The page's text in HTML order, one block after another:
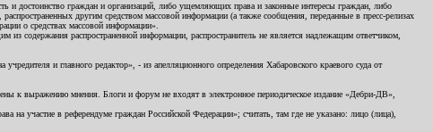
и достоинство граждан и организаций, либо ущемляющих права и законные интересы граждан, либо
другим средством массовой информации (а также сообщения, переданные в пресс-релизах
о средствах массовой информации».
распространенной информации, распространитель не является надлежащим ответчиком,
и главного редактор», - из апелляционного определения Хабаровского краевого суда от
к выражению мнения. Блоги и форум не входят в электронное периодическое издание «Дебри-ДВ»,
участие в референдуме граждан Российской Федерации»; считать, там где не указано: лицо (лица),